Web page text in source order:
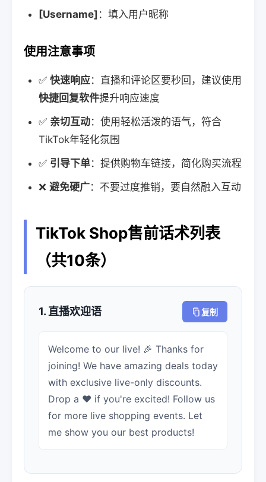
[Username] ：填入用户昵称
使用注意事项
✅ 快速响应：直播和评论区要秒回，建议使用
快捷回复软件提升响应速度
✅ 亲切互动：使用轻松活泼的语气，符合
TikTok年轻化氛围
✅ 引导下单：提供购物车链接，简化购买流程
❌ 避免硬广：不要过度推销，要自然融入互动
TikTok Shop售前话术列表
（共10条）
1. 直播欢迎语 复制
Welcome to our live! 🎉 Thanks for
joining! We have amazing deals today
with exclusive live-only discounts.
Drop a ❤️ if you're excited! Follow us
for more live shopping events. Let
me show you our best products!